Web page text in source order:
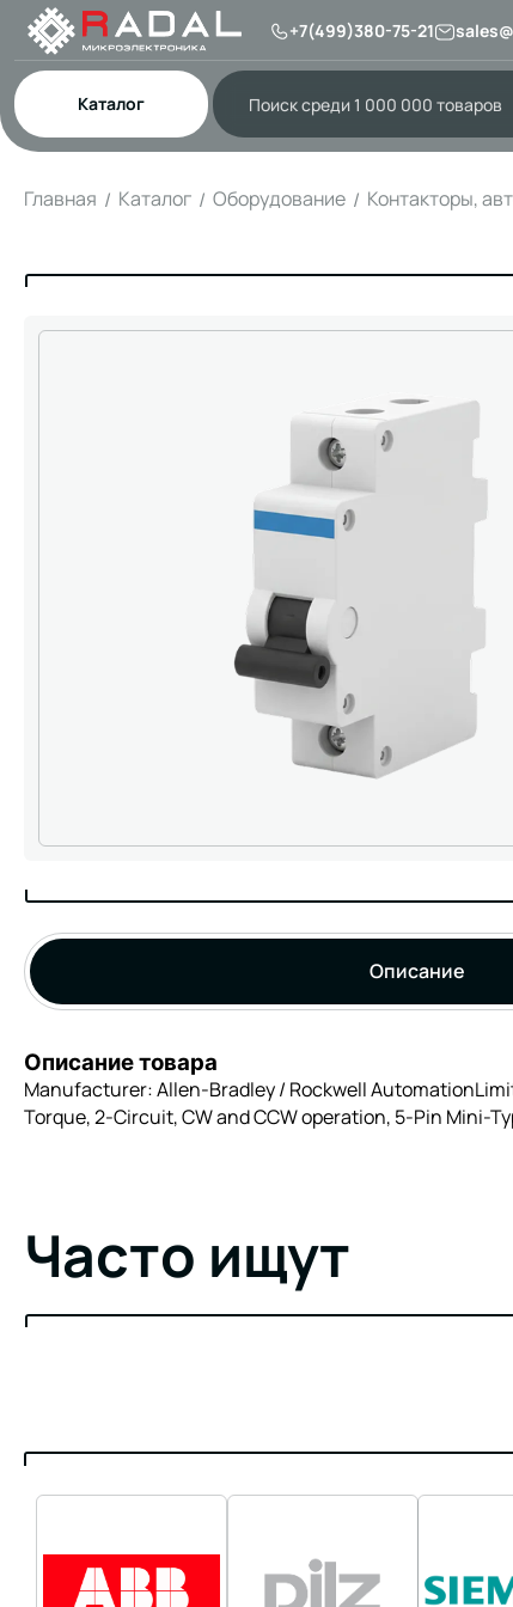
+7(499)380-75-21
Каталог
Главная Каталог Оборудование Контакторы,
Описание
Описание товара
Manufacturer: Allen-Bradley / Rockwell
Torque, 2-Circuit, CW and CCW operation, 5-Pin Mini-
Часто ищут